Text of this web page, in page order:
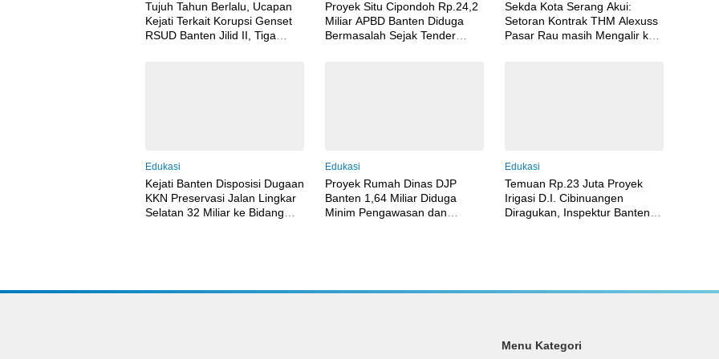
Tujuh Tahun Berlalu, Ucapan
Kejati Terkait Korupsi Genset
RSUD Banten Jilid II, Tiga
Proyek Situ Cipondoh Rp.24,2
Miliar APBD Banten Diduga
Bermasalah Sejak Tender
Sekda Kota Serang Akui:
Setoran Kontrak THM Alexuss
Pasar Rau masih Mengalir ke
Edukasi
Kejati Banten Disposisi Dugaan
KKN Preservasi Jalan Lingkar
Selatan 32 Miliar ke Bidang
Edukasi
Proyek Rumah Dinas DJP
Banten 1,64 Miliar Diduga
Minim Pengawasan dan
Edukasi
Temuan Rp.23 Juta Proyek
Irigasi D.I. Cibinuangen
Diragukan, Inspektur Banten
Menu Kategori